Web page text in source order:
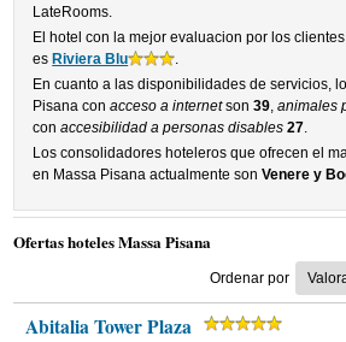
LateRooms.
El hotel con la mejor evaluacion por los
es Riviera Blu
.
En cuanto a las disponibilidades de servicios,
Pisana conacceso a internetson39,animales
conaccesibilidad a personas disables 27.
Los consolidadores hoteleros que ofrecen el
en Massa Pisana actualmente sonVenere y
Ofertas hoteles Massa Pisana
Ordenar por
Abitalia Tower Plaza